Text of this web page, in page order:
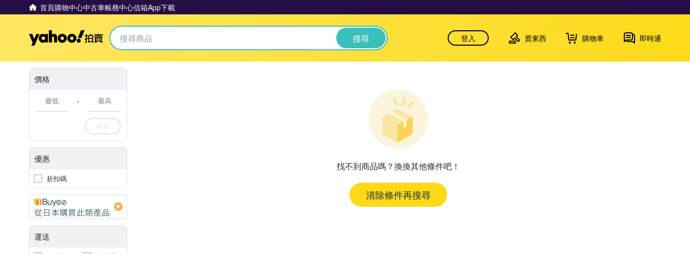
首頁購物中心中古車帳務中心信箱App下載
Yahoo拍賣 搜尋 登入 賣東西 購物車 即時通
價格
-
確定
優惠
折扣碼
運送
找不到商品嗎？換換其他條件吧！
清除條件再搜尋